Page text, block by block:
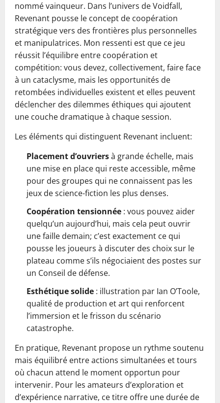
nommé vainqueur. Dans l’univers de Voidfall,
Revenant pousse le concept de coopération
stratégique vers des frontières plus personnelles
et manipulatrices. Mon ressenti est que ce jeu
réussit l’équilibre entre coopération et
compétition: vous devez, collectivement, faire face
à un cataclysme, mais les opportunités de
retombées individuelles existent et elles peuvent
déclencher des dilemmes éthiques qui ajoutent
une couche dramatique à chaque session.
Les éléments qui distinguent Revenant incluent:
Placement d’ouvriersà grande échelle, mais
une mise en place qui reste accessible, même
pour des groupes qui ne connaissent pas les
jeux de science-fiction les plus denses.
Coopération tensionnée : vous pouvez aider
quelqu’un aujourd’hui, mais cela peut ouvrir
une faille demain; c’est exactement ce qui
pousse les joueurs à discuter des choix sur le
plateau comme s’ils négociaient des postes sur
un Conseil de défense.
Esthétique solide : illustration par Ian O’Toole,
qualité de production et art qui renforcent
l’immersion et le frisson du scénario
catastrophe.
En pratique, Revenant propose un rythme soutenu
mais équilibré entre actions simultanées et tours
où chacun attend le moment opportun pour
intervenir. Pour les amateurs d’exploration et
d’expérience narrative, ce titre offre une durée de